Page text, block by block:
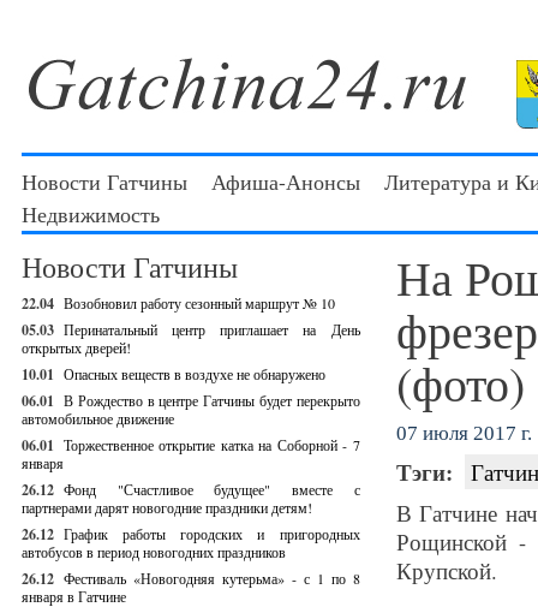
Новости Гатчины Афиша-Анонсы
Литература и
Недвижимость
Новости Гатчины
22.04 Возобновил работу сезонный маршрут № 10
05.03 Перинатальный центр приглашает на День
открытых дверей!
10.01 Опасных веществ в воздухе не обнаружено
06.01 В Рождество в центре Гатчины будет перекрыто
автомобильное движение
06.01 Торжественное открытие катка на Соборной - 7
января
26.12 Фонд "Счастливое будущее" вместе с
партнерами дарят новогодние праздники детям!
26.12 График работы городских и пригородных
автобусов в период новогодних праздников
26.12 Фестиваль «Новогодняя кутерьма» - с 1 по 8
января в Гатчине
На
(фото)
07 июля 2017 г.
Тэги:
В Гатчине
Рощинской -
Крупской.